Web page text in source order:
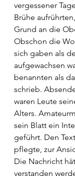
vergessener
Brühe
Grund an die
Obschon die
sich gaben als
aufgewachsen
benannten als
schrieb.
waren Leute
Alters.
sein Blatt ein
geführt. Den
pflegte, zur
Die Nachricht
verstanden